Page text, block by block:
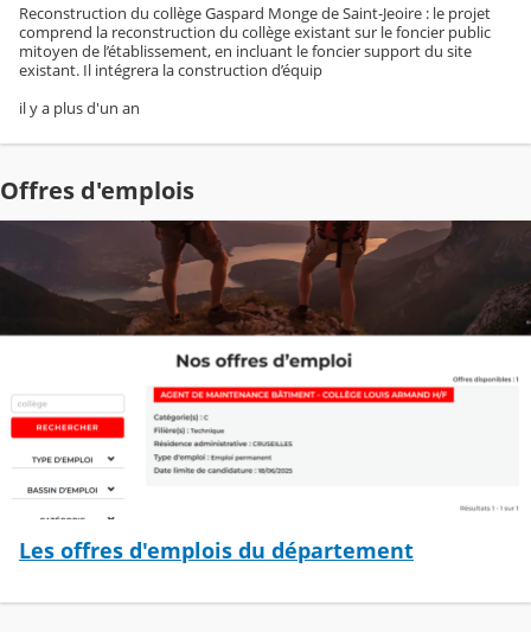
Reconstruction du collège Gaspard Monge de Saint-Jeoire : le projet
comprend la reconstruction du collège existant sur le foncier public
mitoyen de l’établissement, en incluant le foncier support du site
existant. Il intégrera la construction d’équip
il y a plus d'un an
Offres d'emplois
Les offres d'emplois du département